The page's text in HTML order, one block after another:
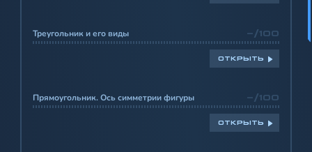
Треугольник и его виды -/100
ОТКРЫТЬ
Прямоугольник. Ось симметрии фигуры -/100
ОТКРЫТЬ